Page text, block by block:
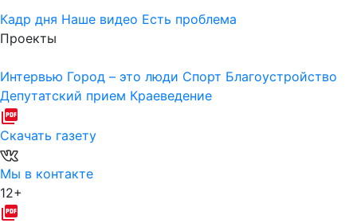
Кадр дня Наше видео Есть проблема
Проекты
Интервью Город – это люди Спорт Благоустройство
Депутатский прием Краеведение
Скачать газету
Мы в контакте
12+